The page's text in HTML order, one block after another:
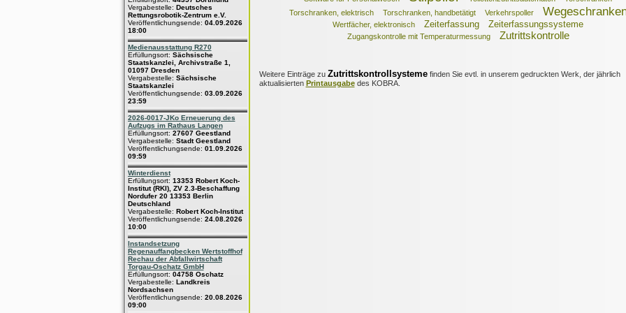
Vergabestelle: Deutsches
Rettungsrobotik-Zentrum e.V.
Veröffentlichungsende: 04.09.2026
18:00
Medienausstattung R270
Erfüllungsort: Sächsische
Staatskanzlei, Archivstraße 1,
01097 Dresden
Vergabestelle: Sächsische
Staatskanzlei
Veröffentlichungsende: 03.09.2026
23:59
2026-0017-JKo Erneuerung des
Aufzugs im Rathaus Langen
Erfüllungsort: 27607 Geestland
Vergabestelle: Stadt Geestland
Veröffentlichungsende: 01.09.2026
09:59
Winterdienst
Erfüllungsort: 13353 Robert Koch-
Institut (RKI), ZV 2.3-Beschaffung
Nordufer 20 13353 Berlin
Deutschland
Vergabestelle: Robert Koch-Institut
Veröffentlichungsende: 24.08.2026
10:00
Instandsetzung
Regenauffangbecken Wertstoffhof
Rechau der Abfallwirtschaft
Torgau-Oschatz GmbH
Erfüllungsort: 04758 Oschatz
Vergabestelle: Landkreis
Nordsachsen
Veröffentlichungsende: 20.08.2026
09:00
Torschranken, elektrisch
Torschranken, handbetätigt Verkehrspoller
Wertfächer, elektronisch Zeiterfassung Zeiterfassungssysteme
Zugangskontrolle mit Temperaturmessung Zutrittskontrolle
Weitere Einträge zu Zutrittskontrollsystemefinden Sie evtl. in unserem gedruckten Werk, der jährlich
aktualisierten Printausgabedes KOBRA.